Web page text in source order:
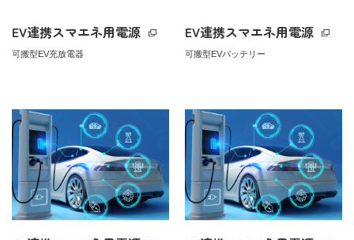
EV連携スマエネ用電源
可搬型EV充放電器
EV連携スマエネ用電源
可搬型EVバッテリー